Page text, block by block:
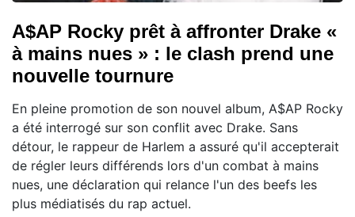
A$AP Rocky prêt à affronter Drake «
à mains nues » : le clash prend une
nouvelle tournure
En pleine promotion de son nouvel album, A$AP Rocky
a été interrogé sur son conflit avec Drake. Sans
détour, le rappeur de Harlem a assuré qu'il accepterait
de régler leurs différends lors d'un combat à mains
nues, une déclaration qui relance l'un des beefs les
plus médiatisés du rap actuel.